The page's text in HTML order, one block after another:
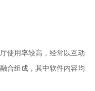
使用率较高，经常以互动
合组成，其中软件内容均